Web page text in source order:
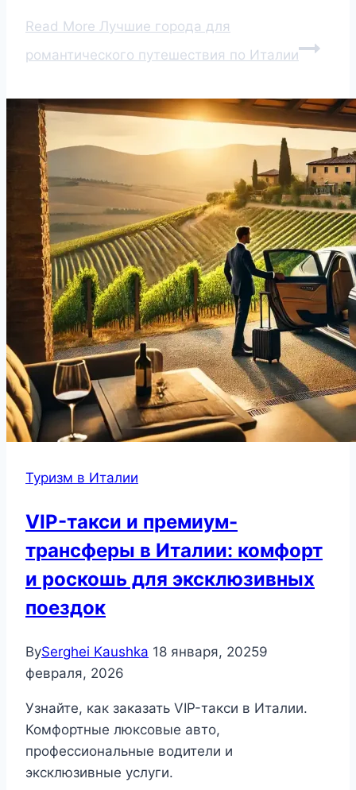
Read More Лучшие города для
романтического путешествия по Италии
Туризм в Италии
VIP-такси и премиум-
трансферы в Италии: комфорт
и роскошь для эксклюзивных
поездок
BySerghei Kaushka 18 января, 20259
февраля, 2026
Узнайте, как заказать VIP-такси в Италии.
Комфортные люксовые авто,
профессиональные водители и
эксклюзивные услуги.